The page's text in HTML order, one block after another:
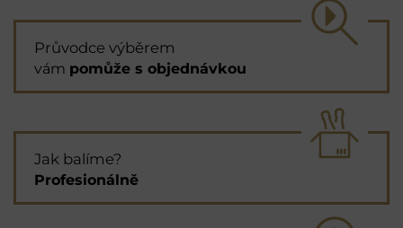
Průvodce výběrem
vám pomůže s objednávkou
Jak balíme?
Profesionálně